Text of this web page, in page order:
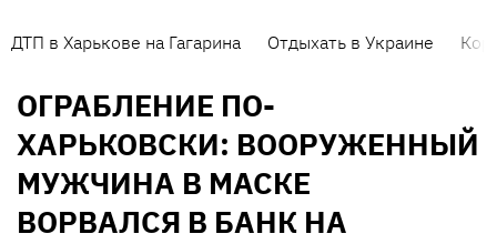
ДТП в Харькове на Гагарина Отдыхать в Украине
ОГРАБЛЕНИЕ ПО-
ХАРЬКОВСКИ: ВООРУЖЕННЫЙ
МУЖЧИНА В МАСКЕ
ВОРВАЛСЯ В БАНК НА